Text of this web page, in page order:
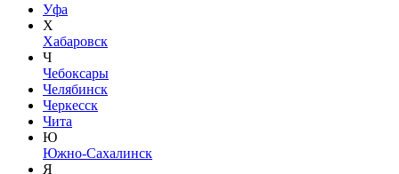
Уфа
Х
Хабаровск
Ч
Чебоксары
Челябинск
Черкесск
Чита
Ю
Южно-Сахалинск
Я